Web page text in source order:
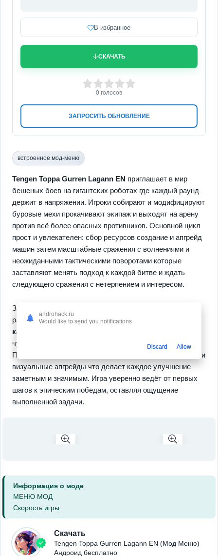
В избранное
СКАЧАТЬ
ЗАПРОСИТЬ ОБНОВЛЕНИЕ
3 4 5
0 голосов
встроенное мод-меню
Tengen Toppa Gurren Lagann EN приглашает в мир
бешеных боев на гигантских роботах где каждый раунд
держит в напряжении. Игроки собирают и модифицируют
буровые мехи прокачивают экипаж и выходят на арену
против всё более опасных противников. Основной цикл
прост и увлекателен: сбор ресурсов создание и апгрейд
машин затем масштабные сражения с волнениями и
неожиданными тактическими поворотами которые
заставляют менять подход к каждой битве и ждать
следующего сражения с нетерпением и интересом.
Здесь ключевые элементы сделаны нацелено чтобы
радовать игрока:динамичные битвы
кастомизация
чувствовать реальный рост силы и мастерства.
Прокачка открывает новые модули уникальные навыки и
визуальные апгрейды что делает каждое улучшение
заметным и значимым. Игра уверенно ведёт от первых
шагов к эпическим победам, оставляя ощущение
выполненной задачи.
Информация о моде
МЕНЮ МОД
Скорость игры
Скачать
Tengen Toppa Gurren Lagann EN (Мод Меню)
Андроид бесплатно
androhack.ru
Would like to send you notifications
Discard Allow